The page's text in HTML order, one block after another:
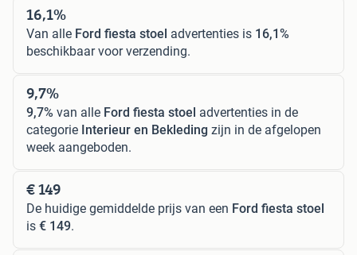
16,1%
Van alle Ford fiesta stoel advertenties is 16,1%
beschikbaar voor verzending.
9,7%
9,7% van alle Ford fiesta stoel advertenties in de
categorie Interieur en Bekleding zijn in de afgelopen
week aangeboden.
€ 149
De huidige gemiddelde prijs van een Ford fiesta stoel
is € 149.